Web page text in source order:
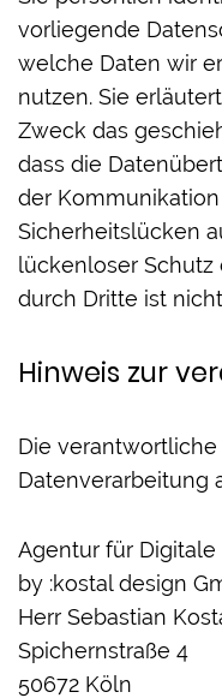
vorliegende
welche Daten wir
nutzen. Sie
Zweck das
dass die
der
Sicherheitslücken
lückenloser Schutz
durch Dritte ist
Hinweis zur
Die
Datenverarbeitung
Agentur für Digitale
by :kostal design
Herr Sebastian
Spichernstraße 4
50672 Köln